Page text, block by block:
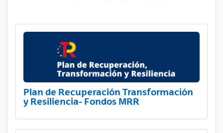
Plan de Recuperación Transformación
y Resiliencia- Fondos MRR